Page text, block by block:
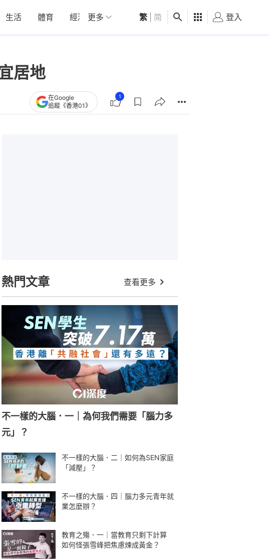
生活 體育 經濟 01深圳 觀點 健康 好食玩飛
更多 繁 简 登入
居地
在Google
追蹤《香港01》
1
熱門文章 查看更多
不一樣的大腦．一｜為何我們需要「腦力多
元」？
不一樣的大腦．二｜如何為SEN家庭
「減壓」？
不一樣的大腦．四｜腦力多元青年就
業怎麼辦？
教育之殤．一｜當教育只剩下計算
如何怪張雪峰把焦慮煉成黃金？